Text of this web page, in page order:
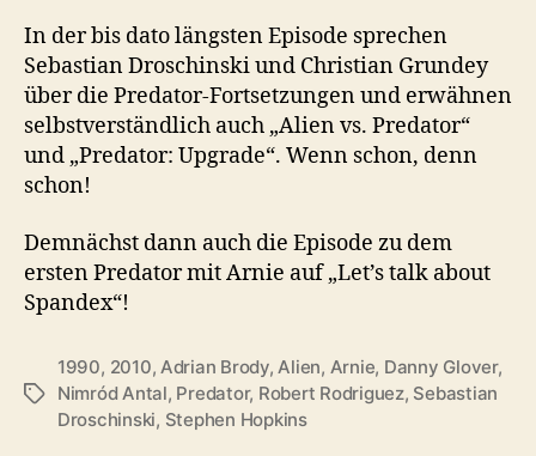
In der bis dato längsten Episode sprechen
Sebastian Droschinski und Christian Grundey
über die Predator-Fortsetzungen und erwähnen
selbstverständlich auch „Alien vs. Predator“
und „Predator: Upgrade“. Wenn schon, denn
schon!
Demnächst dann auch die Episode zu dem
ersten Predator mit Arnie auf „Let’s talk about
Spandex“!
Schlagwörter
1990, 2010, Adrian Brody, Alien, Arnie, Danny Glover,
Nimród Antal, Predator, Robert Rodriguez, Sebastian
Droschinski, Stephen Hopkins